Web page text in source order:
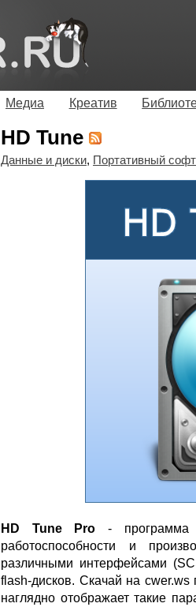
Медиа Креатив
HD Tune
Данные и диски, Портативный софт
HD Tune Pro - программа
работоспособности и
различными интерфейсами
flash-дисков. Скачай на
наглядно отображает такие